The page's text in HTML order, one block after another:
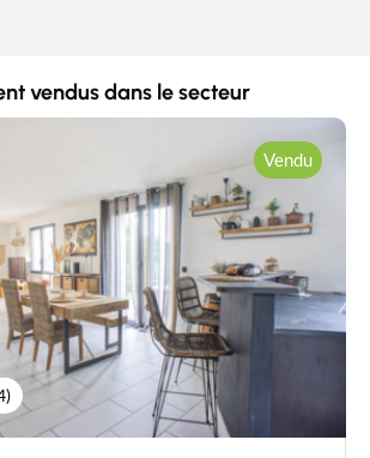
un conseiller
vendus dans le secteur
Vendu